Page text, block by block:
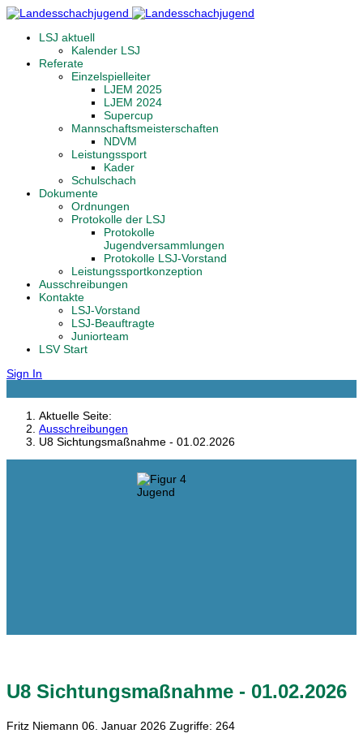
LSJ aktuell
Kalender LSJ
Referate
Einzelspielleiter
LJEM 2025
LJEM 2024
Supercup
Mannschaftsmeisterschaften
NDVM
Leistungssport
Kader
Schulschach
Dokumente
Ordnungen
Protokolle der LSJ
Protokolle
Jugendversammlungen
Protokolle LSJ-Vorstand
Leistungssportkonzeption
Ausschreibungen
Kontakte
LSJ-Vorstand
LSJ-Beauftragte
Juniorteam
LSV Start
Sign In
Aktuelle Seite:
Ausschreibungen
U8 Sichtungsmaßnahme - 01.02.2026
U8 Sichtungsmaßnahme - 01.02.2026
Fritz Niemann 06. Januar 2026 Zugriffe: 264